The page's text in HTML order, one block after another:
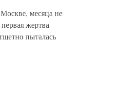
месяца не
жертва
пыталась